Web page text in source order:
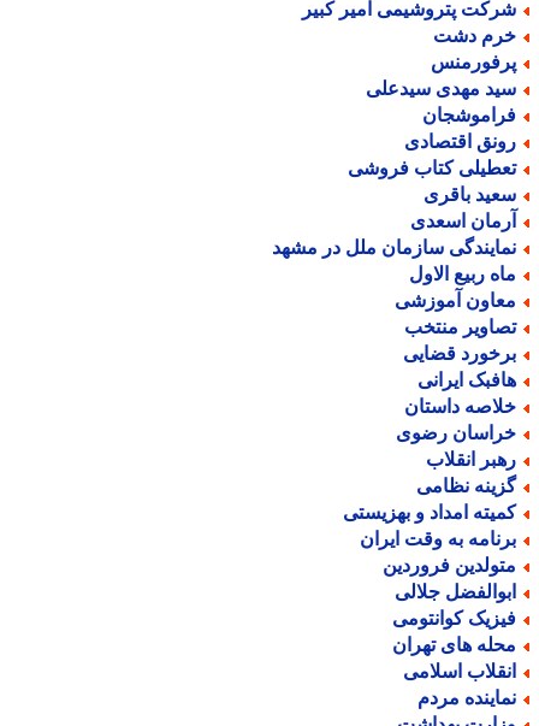
پتروشیمی امیر کبیر
دشت
مهدی سیدعلی
اقتصادی
کتاب فروشی
باقری
اسعدی
سازمان ملل در مشهد
ربیع الاول
آموزشی
منتخب
قضایی
ایرانی
داستان
رضوی
انقلاب
نظامی
امداد و بهزیستی
به وقت ایران
فروردین
جلالی
کوانتومی
های تهران
اسلامی
مردم